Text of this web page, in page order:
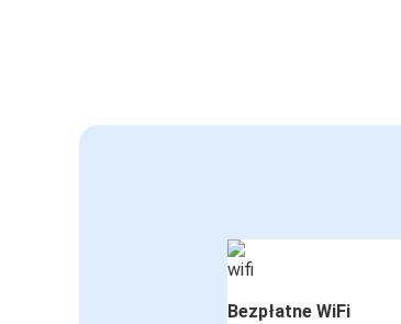
Bezpłatne WiFi